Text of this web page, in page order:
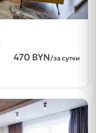
470 BYN/за сутки